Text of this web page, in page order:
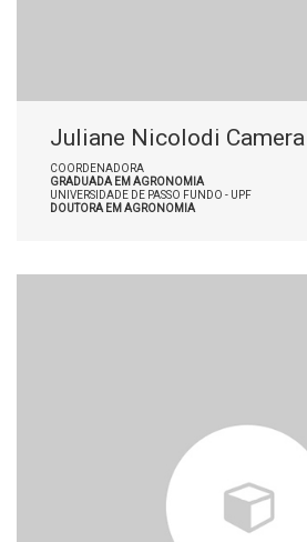
Juliane Nicolodi Camera
COORDENADORA
GRADUADA EM AGRONOMIA
UNIVERSIDADE DE PASSO FUNDO - UPF
DOUTORA EM AGRONOMIA